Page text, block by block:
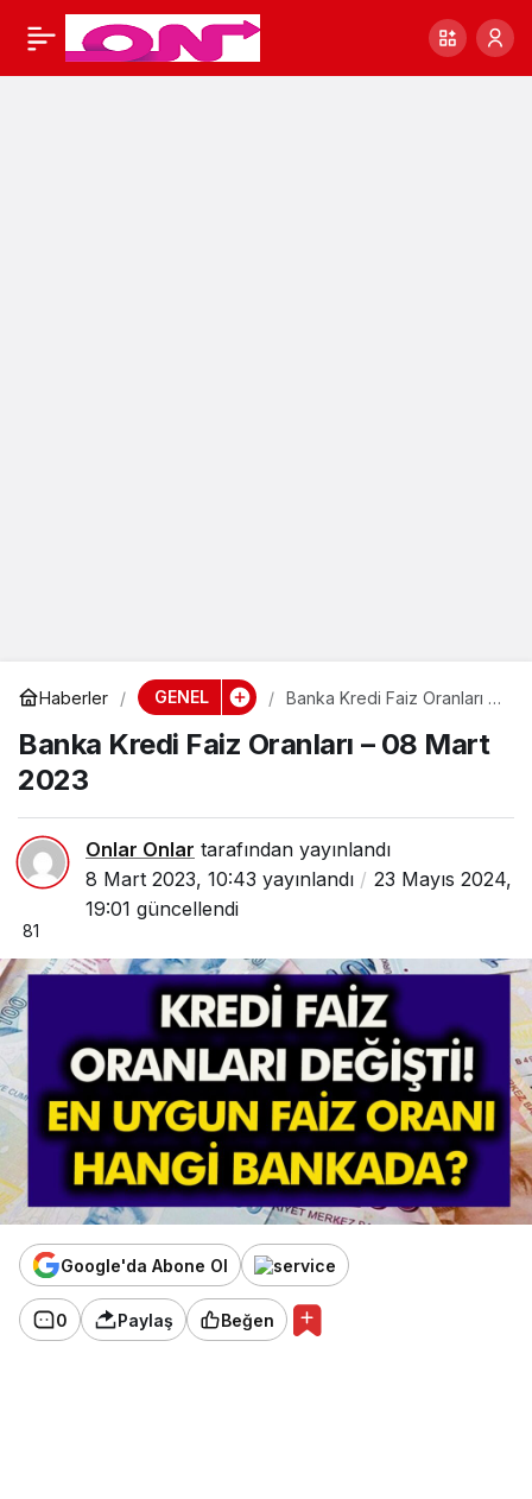
Haberler GENEL
Banka Kredi Faiz Oranları –
Banka Kredi Faiz Oranları – 08 Mart
2023
Onlar Onlar tarafından yayınlandı
8 Mart 2023, 10:43 yayınlandı
23 Mayıs 2024,
19:01 güncellendi
81
Google'da Abone Ol
0 Paylaş Beğen
08 Mart 2023 Tarihli Paylaş